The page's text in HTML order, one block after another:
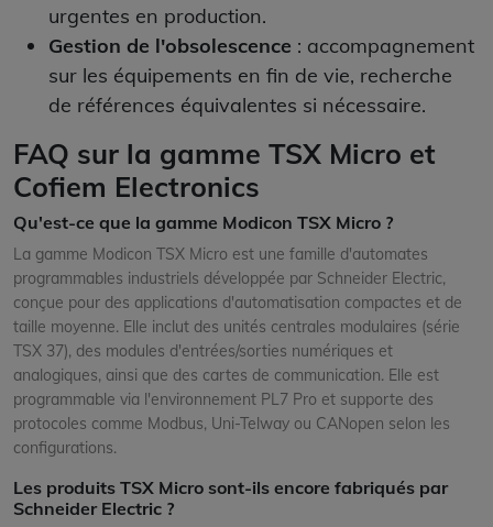
urgentes en production.
Gestion de l'obsolescence : accompagnement
sur les équipements en fin de vie, recherche
de références équivalentes si nécessaire.
FAQ sur la gamme TSX Micro et
Cofiem Electronics
Qu'est-ce que la gamme Modicon TSX Micro ?
La gamme Modicon TSX Micro est une famille d'automates
programmables industriels développée par Schneider Electric,
conçue pour des applications d'automatisation compactes et de
taille moyenne. Elle inclut des unités centrales modulaires (série
TSX 37), des modules d'entrées/sorties numériques et
analogiques, ainsi que des cartes de communication. Elle est
programmable via l'environnement PL7 Pro et supporte des
protocoles comme Modbus, Uni-Telway ou CANopen selon les
configurations.
Les produits TSX Micro sont-ils encore fabriqués par
Schneider Electric ?